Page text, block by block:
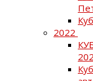
2022